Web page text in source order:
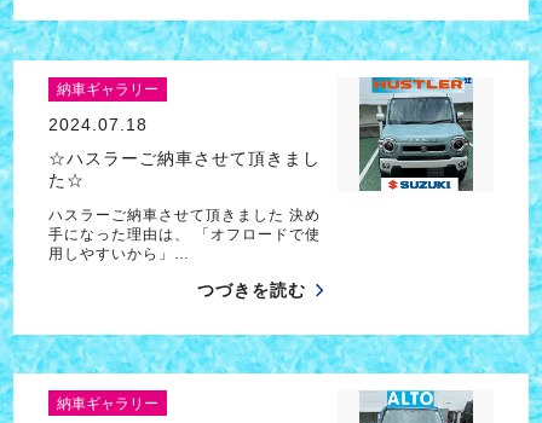
納車ギャラリー
2024.07.18
☆ハスラーご納車させて頂きまし
た☆
ハスラーご納車させて頂きました 決め
手になった理由は、 「オフロードで使
用しやすいから」…
つづきを読む
納車ギャラリー